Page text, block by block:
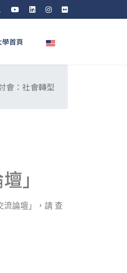
首頁 選擇你的語言
會：社會轉型
」
流論壇」，請 查